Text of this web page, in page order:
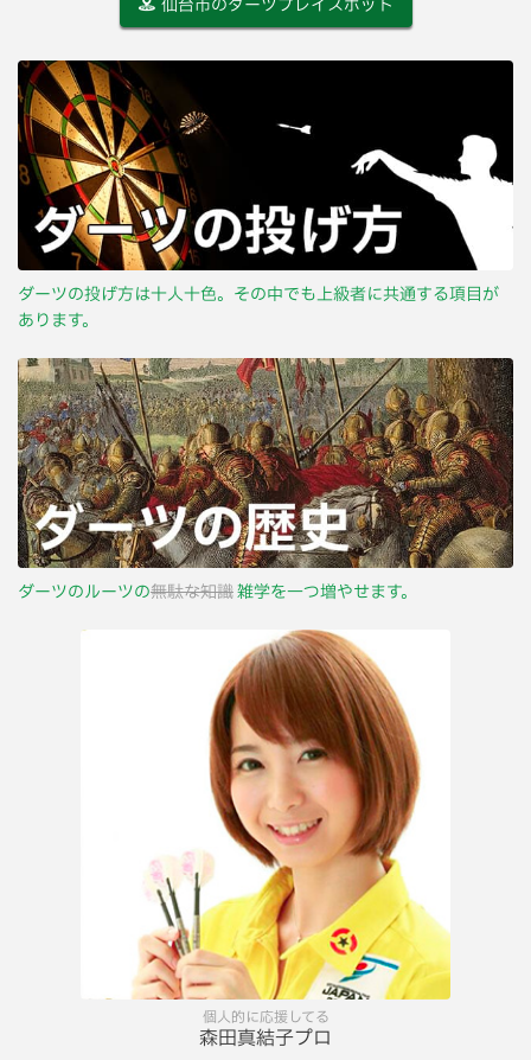
仙台市のダーツプレイスポット
ダーツの投げ方は十人十色。その中でも上級者に共通する項目が
あります。
ダーツのルーツの無駄な知識雑学を一つ増やせます。
個人的に応援してる
森田真結子プロ